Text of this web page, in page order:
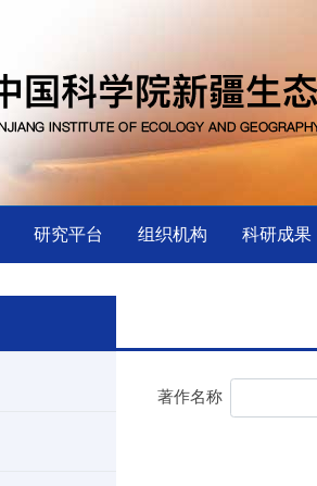
研究平台 组织机构 科研成果
著作名称